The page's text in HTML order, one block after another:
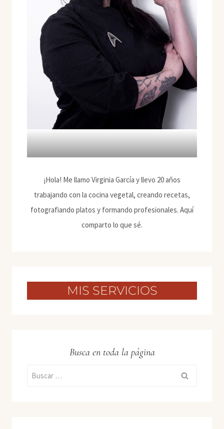
¡Hola! Me llamo Virginia García y llevo 20 años
trabajando con la cocina vegetal, creando recetas,
fotografiando platos y formando profesionales. Aquí
comparto lo que sé.
MIS SERVICIOS
Busca en toda la página
Buscar: